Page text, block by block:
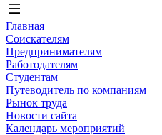
Главная
Соискателям
Предпринимателям
Работодателям
Студентам
Путеводитель по компаниям
Рынок труда
Новости сайта
Календарь мероприятий